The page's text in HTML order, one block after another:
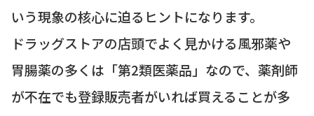
いう現象の核心に迫るヒントになります。
ドラッグストアの店頭でよく見かける風邪薬や
胃腸薬の多くは「第2類医薬品」なので、薬剤師
が不在でも登録販売者がいれば買えることが多